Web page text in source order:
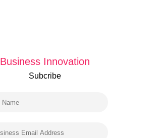
Business Innovation
Subcribe